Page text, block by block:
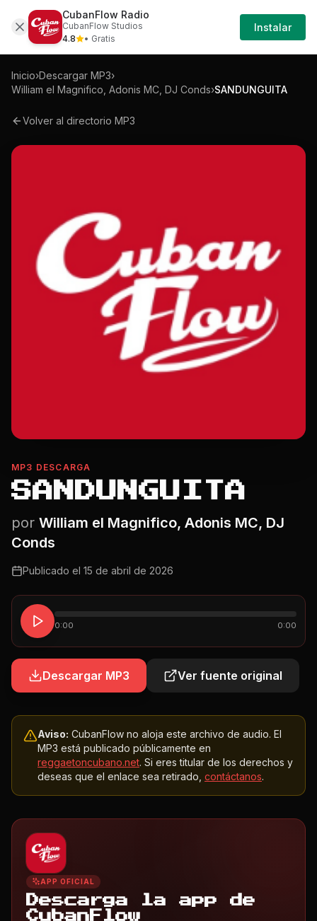
Mp3 William-el-magnifico-adonis-mc-dj-
Iniciar
Sesión
Inicio›Descargar MP3›
William el Magnifico, Adonis MC, DJ Conds›SANDUNGUITA
Volver al directorio MP3
MP3 DESCARGA
SANDUNGUITA
por William el Magnifico, Adonis MC, DJ
Conds
Publicado el 15 de abril de 2026
0:00 0:00
Descargar MP3 Ver fuente original
Aviso: CubanFlow no aloja este archivo de audio. El
MP3 está publicado públicamente en
reggaetoncubano.net. Si eres titular de los derechos y
deseas que el enlace sea retirado, contáctanos.
APP OFICIAL
Descarga la app de
CubanFlow
CubanFlow Radio
CubanFlow Studios
4.8
• Gratis
Instalar